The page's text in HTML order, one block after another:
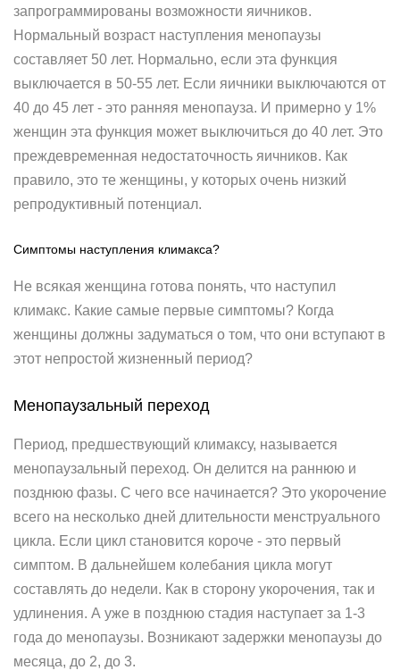
запрограммированы возможности яичников.
Нормальный возраст наступления менопаузы
составляет 50 лет. Нормально, если эта функция
выключается в 50-55 лет. Если яичники выключаются от
40 до 45 лет - это ранняя менопауза. И примерно у 1%
женщин эта функция может выключиться до 40 лет. Это
преждевременная недостаточность яичников. Как
правило, это те женщины, у которых очень низкий
репродуктивный потенциал.
Симптомы наступления климакса?
Не всякая женщина готова понять, что наступил
климакс. Какие самые первые симптомы? Когда
женщины должны задуматься о том, что они вступают в
этот непростой жизненный период?
Менопаузальный переход
Период, предшествующий климаксу, называется
менопаузальный переход. Он делится на раннюю и
позднюю фазы. С чего все начинается? Это укорочение
всего на несколько дней длительности менструального
цикла. Если цикл становится короче - это первый
симптом. В дальнейшем колебания цикла могут
составлять до недели. Как в сторону укорочения, так и
удлинения. А уже в позднюю стадия наступает за 1-3
года до менопаузы. Возникают задержки менопаузы до
месяца, до 2, до 3.